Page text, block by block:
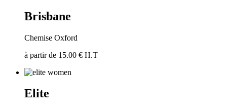
Brisbane
Chemise Oxford
à partir de 15.00 € H.T
Elite